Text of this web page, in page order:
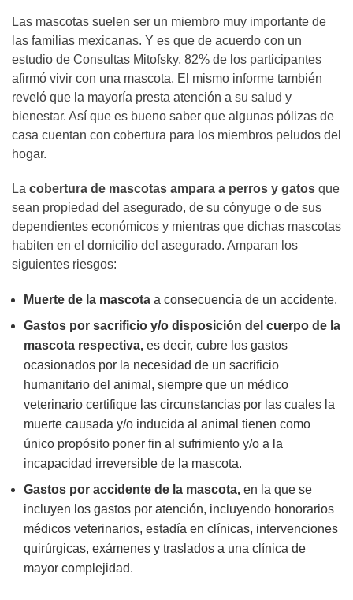
Las mascotas suelen ser un miembro muy importante de
las familias mexicanas. Y es que de acuerdo con un
estudio de Consultas Mitofsky, 82% de los participantes
afirmó vivir con una mascota. El mismo informe también
reveló que la mayoría presta atención a su salud y
bienestar. Así que es bueno saber que algunas pólizas de
casa cuentan con cobertura para los miembros peludos del
hogar.
La cobertura de mascotas ampara a perros y gatos que
sean propiedad del asegurado, de su cónyuge o de sus
dependientes económicos y mientras que dichas mascotas
habiten en el domicilio del asegurado. Amparan los
siguientes riesgos:
Muerte de la mascota a consecuencia de un accidente.
Gastos por sacrificio y/o disposición del cuerpo de la
mascota respectiva, es decir, cubre los gastos
ocasionados por la necesidad de un sacrificio
humanitario del animal, siempre que un médico
veterinario certifique las circunstancias por las cuales la
muerte causada y/o inducida al animal tienen como
único propósito poner fin al sufrimiento y/o a la
incapacidad irreversible de la mascota.
Gastos por accidente de la mascota, en la que se
incluyen los gastos por atención, incluyendo honorarios
médicos veterinarios, estadía en clínicas, intervenciones
quirúrgicas, exámenes y traslados a una clínica de
mayor complejidad.